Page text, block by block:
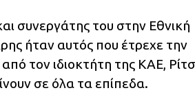
συνεργάτης του στην Εθνική
ήταν αυτός που έτρεχε την
τον ιδιοκτήτη της ΚΑΕ,
σε όλα τα επίπεδα.